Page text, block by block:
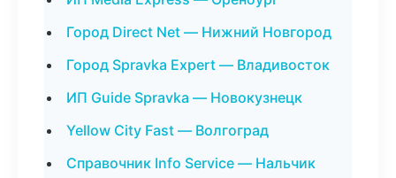
Город Direct Net — Нижний Новгород
Город Spravka Expert — Владивосток
ИП Guide Spravka — Новокузнецк
Yellow City Fast — Волгоград
Справочник Info Service — Нальчик